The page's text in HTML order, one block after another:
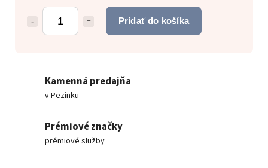
Pridať do košíka
Kamenná predajňa
v Pezinku
Prémiové značky
prémiové služby